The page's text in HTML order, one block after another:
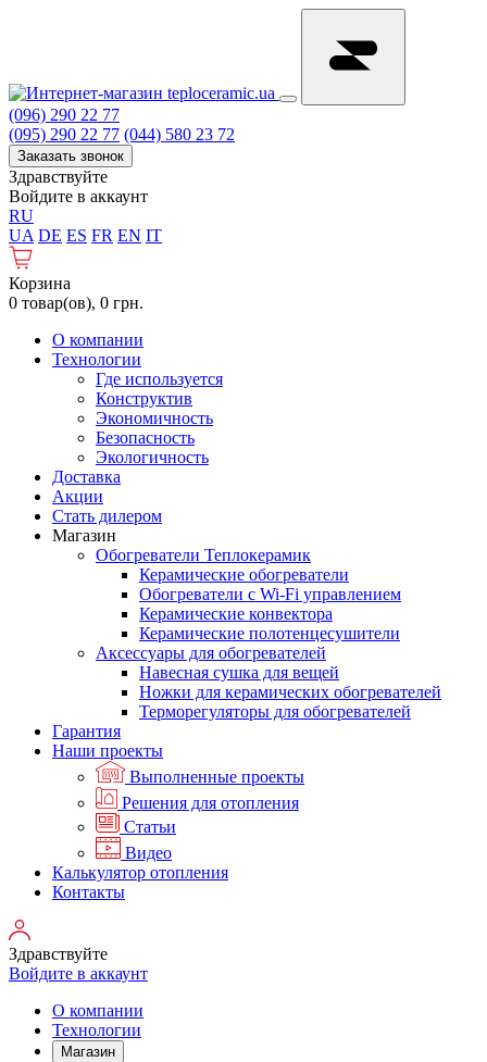
(096) 290 22 77
(095) 290 22 77 (044) 580 23 72
Заказать звонок
Здравствуйте
Войдите в аккаунт
RU
UA DE ES FR EN IT
Корзина
0 товар(ов), 0 грн.
О компании
Технологии
Где используется
Конструктив
Экономичность
Безопасность
Экологичность
Доставка
Акции
Стать дилером
Магазин
Обогреватели Теплокерамик
Керамические обогреватели
Обогреватели с Wi-Fi управлением
Керамические конвектора
Керамические полотенцесушители
Аксессуары для обогревателей
Навесная сушка для вещей
Ножки для керамических обогревателей
Терморегуляторы для обогревателей
Гарантия
Наши проекты
Выполненные проекты
Решения для отопления
Статьи
Видео
Калькулятор отопления
Контакты
Здравствуйте
Войдите в аккаунт
О компании
Технологии
Магазин